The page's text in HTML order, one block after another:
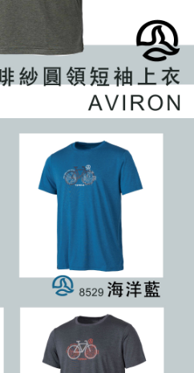
辦者引起之損失，本公司不負相關責
依據個別帳號之用戶狀況，依本公司即
額度不足之情形，本公司將視審查結果
人資訊註冊。若發現惡意使用之情形，
用戶之使用額度並採取法律行動。